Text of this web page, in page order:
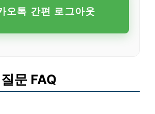
오톡 간편 로그아웃
문 FAQ